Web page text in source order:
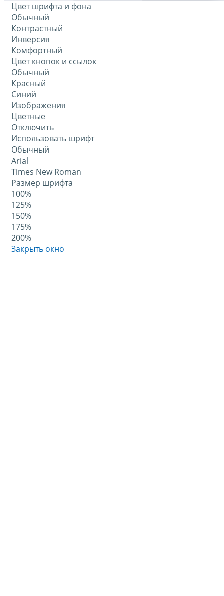
Цвет шрифта и фона
Обычный
Контрастный
Инверсия
Комфортный
Цвет кнопок и ссылок
Обычный
Красный
Синий
Изображения
Цветные
Отключить
Использовать шрифт
Обычный
Arial
Times New Roman
Размер шрифта
100%
125%
150%
175%
200%
Закрыть окно